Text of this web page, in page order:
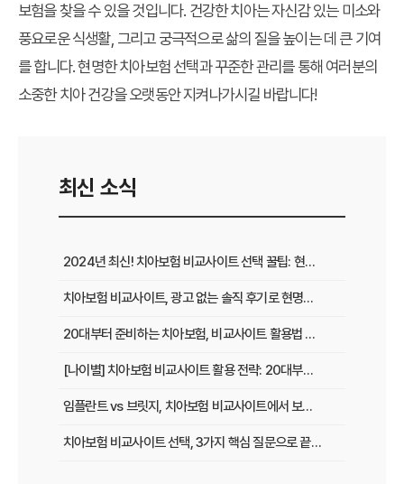
보험을 찾을 수 있을 것입니다. 건강한 치아는 자신감 있는 미소와
풍요로운 식생활, 그리고 궁극적으로 삶의 질을 높이는 데 큰 기여
를 합니다. 현명한 치아보험 선택과 꾸준한 관리를 통해 여러분의
소중한 치아 건강을 오랫동안 지켜나가시길 바랍니다!
최신 소식
2024년 최신! 치아보험 비교사이트 선택 꿀팁: 현명한 가입 전략 완벽 분석
치아보험 비교사이트, 광고 없는 솔직 후기로 현명하게 선택하는 법
20대부터 준비하는 치아보험, 비교사이트 활용법 A to Z
[나이별] 치아보험 비교사이트 활용 전략: 20대부터 60대까지 맞춤 가이드
임플란트 vs 브릿지, 치아보험 비교사이트에서 보장 범위 꼼꼼하게 확인하는 꿀팁
치아보험 비교사이트 선택, 3가지 핵심 질문으로 끝내기